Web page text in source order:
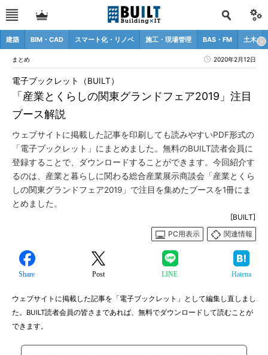
建築 BIM・CAD スマート化・リノベ 施工・現場管理 BAS・FM 土木
まとめ 2020年2月12日
「産業とくらしの関東グランドフェア2019」注目
ブース解説
電子ブックレット（BUILT）
ウェブサイトに掲載した記事を印刷しても読みやすいPDF形式の
「電子ブックレット」にまとめました。無料のBUILT読者会員に
登録することで、ダウンロードすることができます。今回紹介す
るのは、産業と暮らしに関わる総合産業展示商談会「産業とくら
しの関東グランドフェア2019」で注目を集めたブースを1冊にま
とめました。
[BUILT]
PC用表示
関連情報
Share Post LINE Hatena
ウェブサイトに掲載した記事を「電子ブックレット」として編集し直しまし
た。BUILT読者会員の皆さまであれば、無料でダウンロードして読むことが
できます。